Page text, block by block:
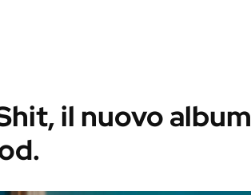
il nuovo album